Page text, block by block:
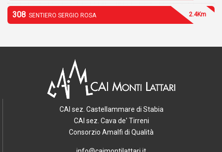
308 SENTIERO SERGIO ROSA 2.4Km
CAI sez. Castellammare di Stabia
CAI sez. Cava de' Tirreni
Consorzio Amalfi di Qualità